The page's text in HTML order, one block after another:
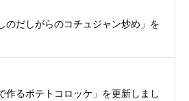
のだしがらのコチュジャン炒め」を
作るポテトコロッケ」を更新しまし